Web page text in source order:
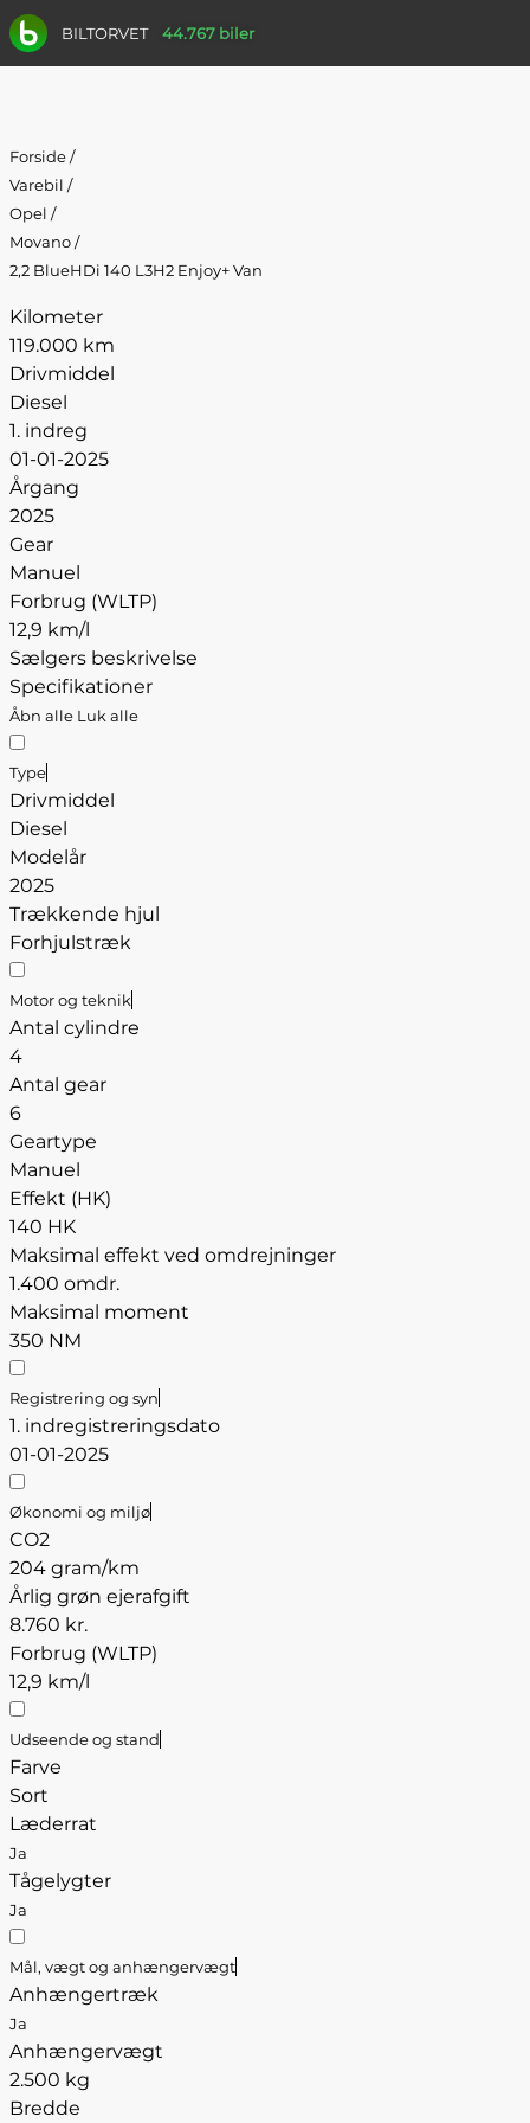
BILTORVET 44.767 biler
Forside/
Varebil /
Opel /
Movano/
2,2 BlueHDi 140 L3H2 Enjoy+ Van
Kilometer
119.000 km
Drivmiddel
Diesel
1. indreg
01-01-2025
Årgang
2025
Gear
Manuel
Forbrug (WLTP)
12,9 km/l
Sælgers beskrivelse
Specifikationer
Åbn alle Luk alle
Type
Drivmiddel
Diesel
Modelår
2025
Trækkende hjul
Forhjulstræk
Motor og teknik
Antal cylindre
4
Antal gear
6
Geartype
Manuel
Effekt (HK)
140 HK
Maksimal effekt ved omdrejninger
1.400 omdr.
Maksimal moment
350 NM
Registrering og syn
1. indregistreringsdato
01-01-2025
Økonomi og miljø
CO2
204 gram/km
Årlig grøn ejerafgift
8.760 kr.
Forbrug (WLTP)
12,9 km/l
Udseende og stand
Farve
Sort
Læderrat
Ja
Tågelygter
Ja
Mål, vægt og anhængervægt
Anhængertræk
Ja
Anhængervægt
2.500 kg
Bredde